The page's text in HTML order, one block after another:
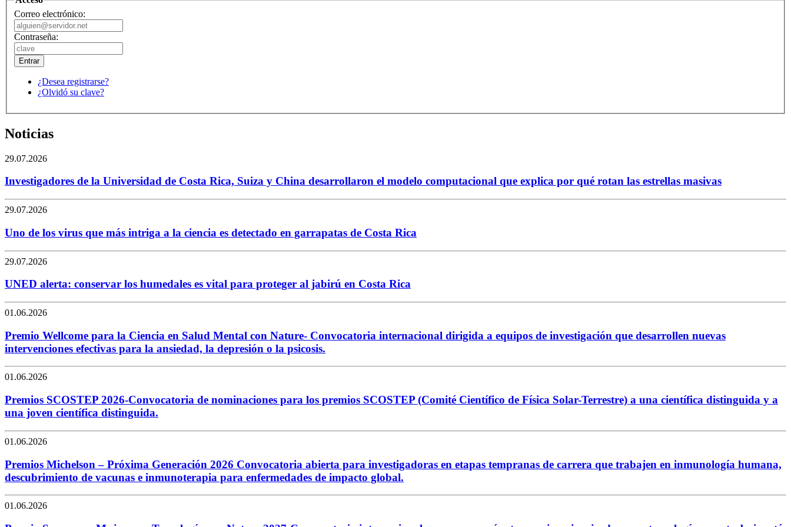
Correo electrónico:
Contraseña:
¿Desea registrarse?
¿Olvidó su clave?
Noticias
29.07.2026
Investigadores de la Universidad de Costa Rica, Suiza y China desarrollaron el modelo computacional que explica por qué rotan las estrellas masivas
29.07.2026
Uno de los virus que más intriga a la ciencia es detectado en garrapatas de Costa Rica
29.07.2026
UNED alerta: conservar los humedales es vital para proteger al jabirú en Costa Rica
01.06.2026
Premio Wellcome para la Ciencia en Salud Mental con Nature- Convocatoria internacional dirigida a equipos de investigación que desarrollen nuevas
intervenciones efectivas para la ansiedad, la depresión o la psicosis.
01.06.2026
Premios SCOSTEP 2026-Convocatoria de nominaciones para los premios SCOSTEP (Comité Científico de Física Solar-Terrestre) a una científica distinguida y a
una joven científica distinguida.
01.06.2026
Premios Michelson – Próxima Generación 2026 Convocatoria abierta para investigadoras en etapas tempranas de carrera que trabajen en inmunología humana,
descubrimiento de vacunas e inmunoterapia para enfermedades de impacto global.
01.06.2026